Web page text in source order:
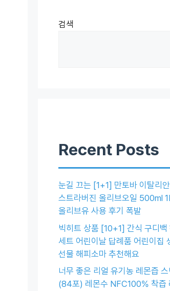
검색
Recent Posts
눈길 끄는 [1+1] 만토바 이탈리
스트라버진 올리브오일 500ml
올리브유 사용 후기 폭발
빅히트 상품 [10+1] 간식 구디백
세트 어린이날 답례품 어린이집
선물 해피소마 추천해요
너무 좋은 리얼 유기농 레몬즙
(84포) 레몬수 NFC100% 착즙